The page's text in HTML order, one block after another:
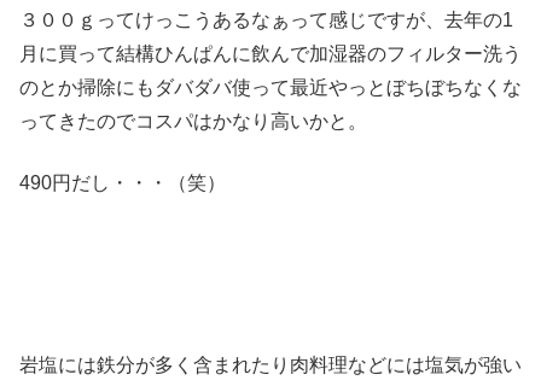
３００ｇってけっこうあるなぁって感じですが、去年の1
月に買って結構ひんぱんに飲んで加湿器のフィルター洗う
のとか掃除にもダバダバ使って最近やっとぼちぼちなくな
ってきたのでコスパはかなり高いかと。
490円だし・・・（笑）
岩塩には鉄分が多く含まれたり肉料理などには塩気が強い